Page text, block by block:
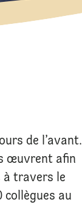
de l’avant.
œuvrent afin
à travers le
collègues au